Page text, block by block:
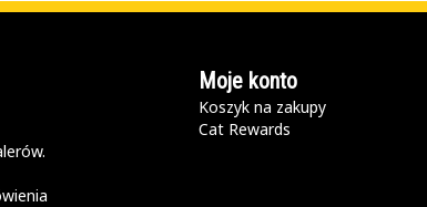
Moje konto
Koszyk na zakupy
Cat Rewards